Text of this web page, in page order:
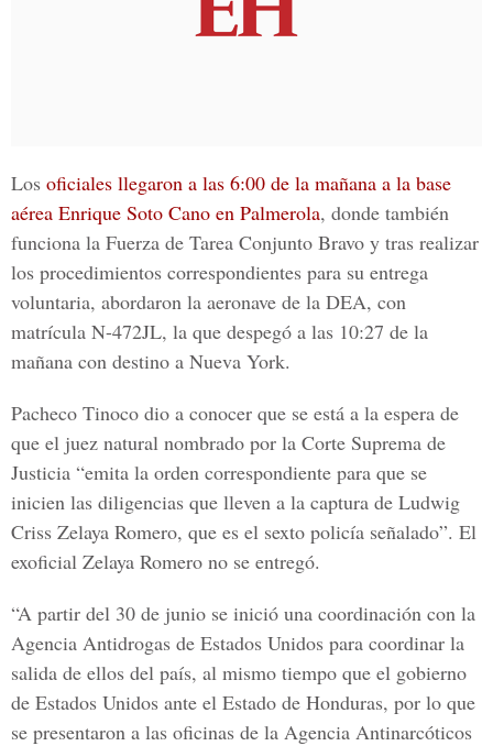
Los oficiales llegaron a las 6:00 de la mañana a la base
aérea Enrique Soto Cano en Palmerola, donde también
funciona la Fuerza de Tarea Conjunto Bravo y tras realizar
los procedimientos correspondientes para su entrega
voluntaria, abordaron la aeronave de la DEA, con
matrícula N-472JL, la que despegó a las 10:27 de la
mañana con destino a Nueva York.
Pacheco Tinoco dio a conocer que se está a la espera de
que el juez natural nombrado por la Corte Suprema de
Justicia “emita la orden correspondiente para que se
inicien las diligencias que lleven a la captura de Ludwig
Criss Zelaya Romero, que es el sexto policía señalado”. El
exoficial Zelaya Romero no se entregó.
“A partir del 30 de junio se inició una coordinación con la
Agencia Antidrogas de Estados Unidos para coordinar la
salida de ellos del país, al mismo tiempo que el gobierno
de Estados Unidos ante el Estado de Honduras, por lo que
se presentaron a las oficinas de la Agencia Antinarcóticos